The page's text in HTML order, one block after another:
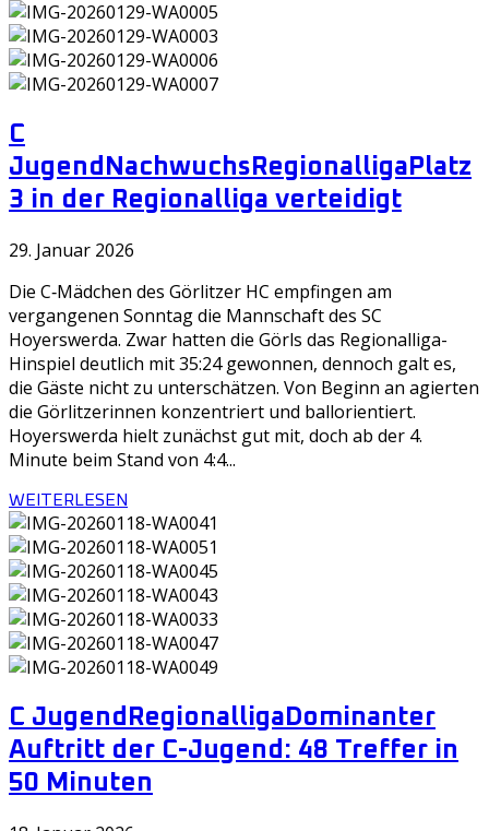
C
Jugend Nachwuchs Regionalliga Platz
3 in der Regionalliga verteidigt
29. Januar 2026
Die C‑Mädchen des Görlitzer HC empfingen am
vergangenen Sonntag die Mannschaft des SC
Hoyerswerda. Zwar hatten die Görls das Regionalliga-
Hinspiel deutlich mit 35:24 gewonnen, dennoch galt es,
die Gäste nicht zu unterschätzen. Von Beginn an agierten
die Görlitzerinnen konzentriert und ballorientiert.
Hoyerswerda hielt zunächst gut mit, doch ab der 4.
Minute beim Stand von 4:4...
WEITERLESEN
C Jugend Regionalliga Dominanter
Auftritt der C-Jugend: 48 Treffer in
50 Minuten